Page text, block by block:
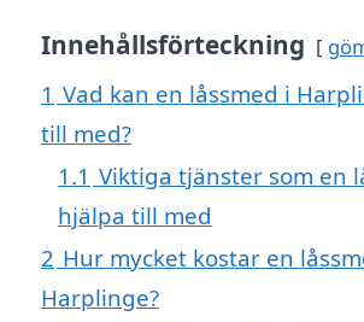
Innehållsförteckning
1 Vad kan en låssmed i
till med?
1.1 Viktiga tjänster som en
hjälpa till med
2 Hur mycket kostar en
Harplinge?